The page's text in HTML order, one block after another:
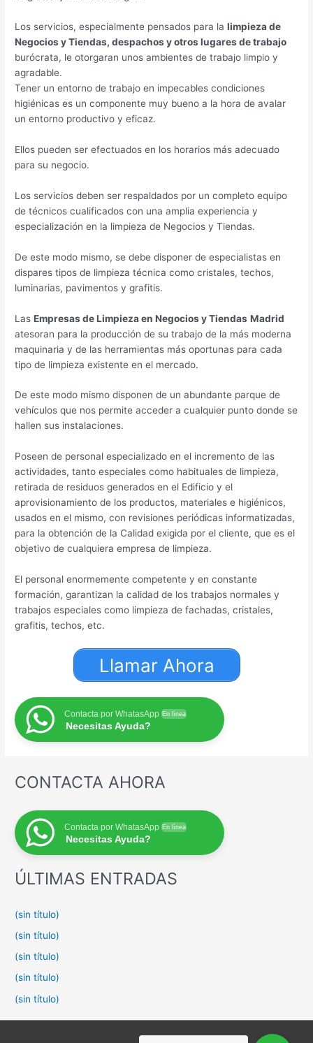
Los servicios, especialmente pensados para lalimpieza de
Negocios y Tiendas, despachos y otros lugares de trabajo
burócrata, le otorgaran unos ambientes de trabajo limpio y
agradable.
Tener un entorno de trabajo en impecables condiciones
higiénicas es un componente muy bueno a la hora de avalar
un entorno productivo y eficaz.
Ellos pueden ser efectuados en los horarios más adecuado
para su negocio.
Los servicios deben ser respaldados por un completo equipo
de técnicos cualificados con una amplia experiencia y
especialización en la limpieza de Negocios y Tiendas.
De este modo mismo, se debe disponer de especialistas en
dispares tipos de limpieza técnica como cristales, techos,
luminarias, pavimentos y grafitis.
LasEmpresas de Limpieza en Negocios y Tiendas Madrid
atesoran para la producción de su trabajo de la más moderna
maquinaria y de las herramientas más oportunas para cada
tipo de limpieza existente en el mercado.
De este modo mismo disponen de un abundante parque de
vehículos que nos permite acceder a cualquier punto donde se
hallen sus instalaciones.
Poseen de personal especializado en el incremento de las
actividades, tanto especiales como habituales de limpieza,
retirada de residuos generados en el Edificio y el
aprovisionamiento de los productos, materiales e higiénicos,
usados en el mismo, con revisiones periódicas informatizadas,
para la obtención de la Calidad exigida por el cliente, que es el
objetivo de cualquiera empresa de limpieza.
El personal enormemente competente y en constante
formación, garantizan la calidad de los trabajos normales y
trabajos especiales como limpieza de fachadas, cristales,
grafitis, techos, etc.
Llamar Ahora
Contacta por WhatasApp En línea
Necesitas Ayuda?
CONTACTA AHORA
Contacta por WhatasApp En línea
Necesitas Ayuda?
ÚLTIMAS ENTRADAS
(sin título)
(sin título)
(sin título)
(sin título)
(sin título)